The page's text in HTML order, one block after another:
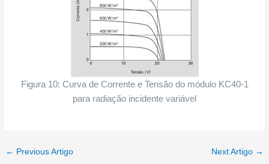
Figura 10: Curva de Corrente e Tensão do módulo KC40-1
para radiação incidente variável
← Previous Artigo Next Artigo →